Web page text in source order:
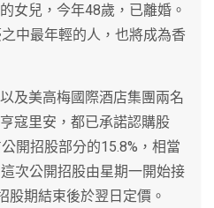
女兒，今年48歲，已離婚。
中最年輕的人，也將成為香
及美高梅國際酒店集團兩名
寇里安，都已承諾認購股
開招股部分的15.8%，相當
次公開招股由星期一開始接
股期結束後於翌日定價。